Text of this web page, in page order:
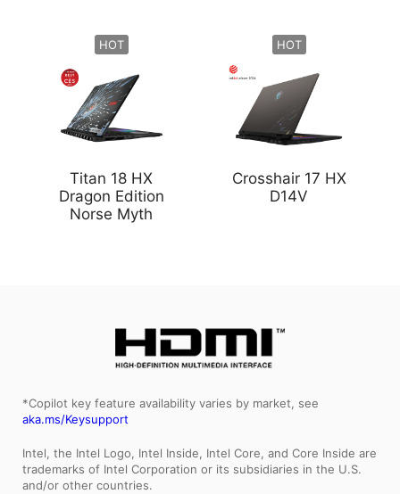
HOT
Titan 18 HX
Dragon Edition
Norse Myth
HOT
Crosshair 17 HX
D14V
*Copilot key feature availability varies by market, see
aka.ms/Keysupport
Intel, the Intel Logo, Intel Inside, Intel Core, and Core Inside are
trademarks of Intel Corporation or its subsidiaries in the U.S.
and/or other countries.